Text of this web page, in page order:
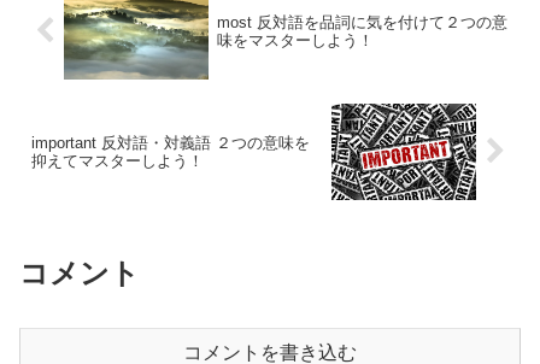
most 反対語を品詞に気を付けて２つの意
味をマスターしよう！
important 反対語・対義語 ２つの意味を
抑えてマスターしよう！
コメント
コメントを書き込む